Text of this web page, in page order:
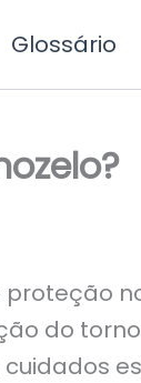
Glossário
proteção
do